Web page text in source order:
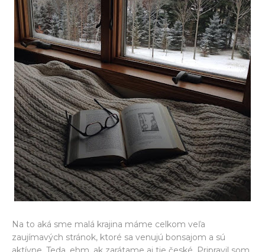
Na to aká sme malá krajina máme celkom veľa
zaujímavých stránok, ktoré sa venujú bonsajom a sú